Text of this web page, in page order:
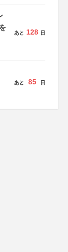
あと 128 日
あと 85 日